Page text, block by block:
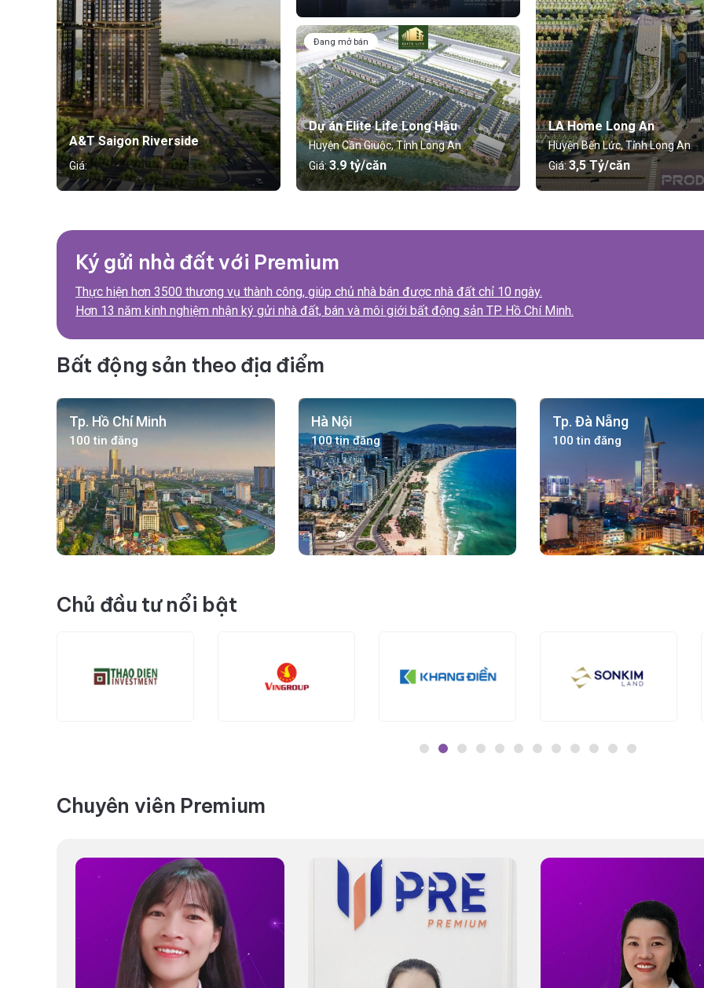
A&T Saigon Riverside
Giá:
LA Home Long An
Huyện Bến Lức, Tỉnh Long An
Giá: 3,5 Tỷ/căn
Đang mở bán
Dự án Elite Life Long Hậu
Huyện Cần Giuộc, Tỉnh Long An
Giá:3.9 tỷ/căn
Ký gửi nhà đất với Premium
Thực hiện hơn 3500 thương vụ thành công, giúp chủ nhà bán được nhà đất chỉ 10 ngày.
Hơn 13 năm kinh nghiệm nhận ký gửi nhà đất, bán và môi giới bất động sản TP. Hồ Chí Minh.
Bất động sản theo địa điểm
Tp. Hồ Chí Minh
100 tin đăng
Hà Nội
100 tin đăng
Tp. Đà Nẵng
100 tin đăng
Chủ đầu tư nổi bật
Chuyên viên Premium